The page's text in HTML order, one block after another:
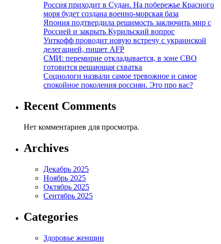
Россия приходит в Судан. На побережье Красного
моря будет создана военно-морская база
Япония подтвердила решимость заключить мир с
Россией и закрыть Курильский вопрос
Уиткофф проводит новую встречу с украинской
делегацией, пишет AFP
СМИ: перемирие откладывается, в зоне СВО
готовится решающая схватка
Социологи назвали самое тревожное и самое
спокойное поколения россиян. Это про вас?
Recent Comments
Нет комментариев для просмотра.
Archives
Декабрь 2025
Ноябрь 2025
Октябрь 2025
Сентябрь 2025
Categories
Здоровье женщин